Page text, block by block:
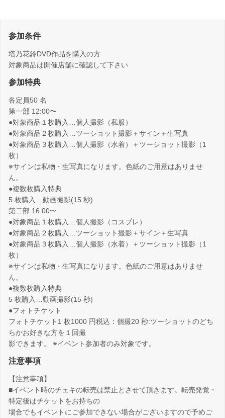
参加条件
塔乃花鈴DVD作品を購入の方
対象商品は開催店舗に確認して下さい
参加特典
各定員50 名
第一部 12:00〜
●対象商品１枚購入…個人撮影（私服）
●対象商品２枚購入…ツーショット撮影＋サイン＋生写真
●対象商品３枚購入…個人撮影（水着）＋ツーショット撮影（1
枚）
※サインは私物・生写真になります。色紙のご用意はありませ
ん。
●複数枚購入特典
5 枚購入…動画撮影(15 秒)
第二部 16:00〜
●対象商品１枚購入…個人撮影（コスプレ）
●対象商品２枚購入…ツーショット撮影＋サイン＋生写真
●対象商品３枚購入…個人撮影（水着）＋ツーショット撮影（1
枚）
※サインは私物・生写真になります。色紙のご用意はありませ
ん。
●複数枚購入特典
5 枚購入…動画撮影(15 秒)
●フォトチケット
フォトチケット1 枚1000 円税込：個撮20 秒:ツーショットのどち
らかお好きな方を１回撮
影できます。 ※イベント参加者のみ対象です。
注意事項
【注意事項】
■イベント時のチェキの転売は禁止とさせて頂きます。転売発覚・
特定後はチケットをお持ちの
場合でもイベントにご参加できない場合がございますので予めご